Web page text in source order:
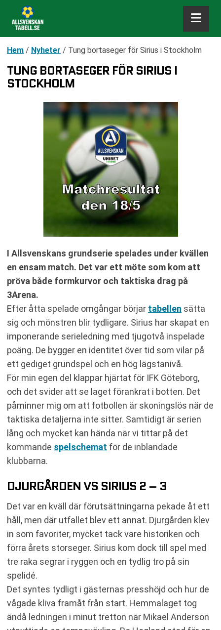
Hem / Nyheter / Tung bortaseger för Sirius i Stockholm
TUNG BORTASEGER FÖR SIRIUS I
STOCKHOLM
I Allsvenskans grundserie spelades under kvällen
en ensam match. Det var ett möte som kom att
pröva både formkurvor och taktiska drag på
3Arena.
Efter åtta spelade omgångar börjar tabellen sätta
sig och mönstren blir tydligare. Sirius har skapat en
imponerande serieledning med tjugotvå inspelade
poäng. De bygger en identitet över tid som vilar på
ett gediget grundspel och en hög lägstanivå.
För min egen del klappar hjärtat för IFK Göteborg,
och det svider att se laget förankrat i botten. Det
påminner mig om att fotbollen är skoningslös när de
taktiska detaljerna inte sitter. Samtidigt är serien
lång och mycket kan hända när vi tittar på det
kommande spelschemat för de inblandade
klubbarna.
DJURGÅRDEN VS SIRIUS 2 – 3
Det var en kväll där förutsättningarna pekade åt ett
håll, men där utfallet blev ett annat. Djurgården klev
in som favoriter, mycket tack vare historiken och
förra årets storseger. Sirius kom dock till spel med
tre raka segrar i ryggen och en tydlig tro på sin
spelidé.
Det syntes tydligt i gästernas presshöjd och hur de
vågade kliva framåt från start. Hemmalaget tog
ändå ledningen i minut tretton när Mikael Anderson